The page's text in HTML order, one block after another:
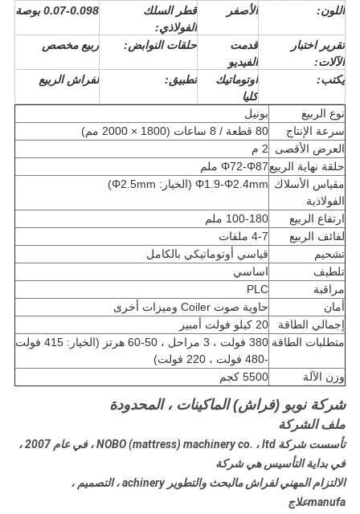
اللون: الأصفر
قطر السلك
الفولاذي:
0.07-0.098 بوصة
تقرير اختبار
الآلات:
قدمت
الفيديو
حلقات النوابض: ربيع مخصص
يكتب:
اوتوماتيك
كليا
تطبيق: لفراش الربيع
نوع الربيع
بونيل
سرعة الإنتاج
80 قطعة / 8 ساعات (1800 × 2000 مم)
العرض الأقصى
2 م
حلقة نهاية الربيعΦ72-Φ87 ملم
مقياس الأسلاك
الفولاذية
Φ1.9-Φ2.4mm (الخيار: Φ2.5mm)
ارتفاع الربيع
100-180 ملم
لفائف الربيع
4-7 ملفات
تشحيم
قياسي أوتوماتيكي بالكامل
تلطيف
اساسي
مراقبة
PLC
أمان
حاوية صوت Coiler وميزات أخرى
إجمالي الطاقة
20 كيلو فولت أمبير
متطلبات الطاقة
380 فولت ، 3 مراحل ، 50-60 هرتز (الخيار: 415 فولت
-480 فولت ، 220 فولت)
وزن الآلة
5500 كجم
شركة نوبو (فراش) الماكينات ، المحدودة
ملف الشركة
تأسست شركة NOBO (mattress) machinery co. ، ltd ، في عام 2007 ،
في بداية التأسيس هي شركة
الالتزام المهني لفراش م
البحث والتطوير achinery ، التصميم ،
manufaعلاج